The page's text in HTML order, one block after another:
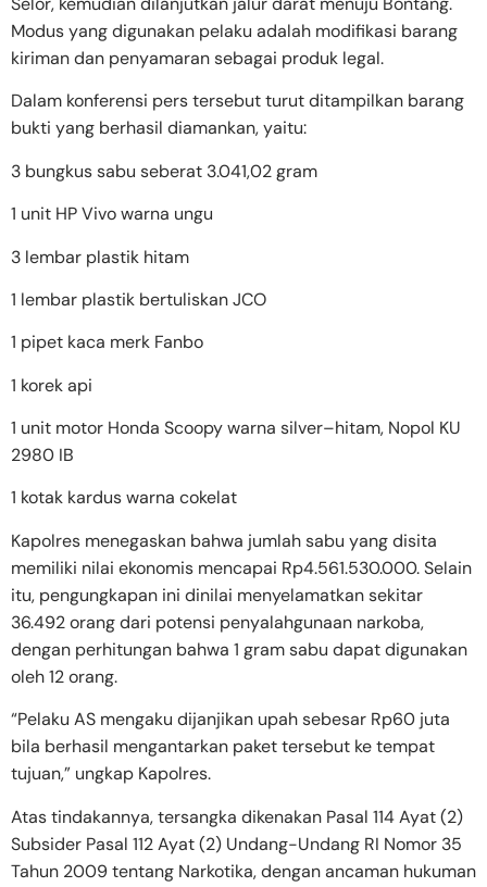
Modus yang digunakan pelaku adalah modifikasi barang
kiriman dan penyamaran sebagai produk legal.
Dalam konferensi pers tersebut turut ditampilkan barang
bukti yang berhasil diamankan, yaitu:
3 bungkus sabu seberat 3.041,02 gram
1 unit HP Vivo warna ungu
3 lembar plastik hitam
1 lembar plastik bertuliskan JCO
1 pipet kaca merk Fanbo
1 korek api
1 unit motor Honda Scoopy warna silver–hitam, Nopol KU
2980 IB
1 kotak kardus warna cokelat
Kapolres menegaskan bahwa jumlah sabu yang disita
memiliki nilai ekonomis mencapai Rp4.561.530.000. Selain
itu, pengungkapan ini dinilai menyelamatkan sekitar
36.492 orang dari potensi penyalahgunaan narkoba,
dengan perhitungan bahwa 1 gram sabu dapat digunakan
oleh 12 orang.
“Pelaku AS mengaku dijanjikan upah sebesar Rp60 juta
bila berhasil mengantarkan paket tersebut ke tempat
tujuan,” ungkap Kapolres.
Atas tindakannya, tersangka dikenakan Pasal 114 Ayat (2)
Subsider Pasal 112 Ayat (2) Undang-Undang RI Nomor 35
Tahun 2009 tentang Narkotika, dengan ancaman hukuman